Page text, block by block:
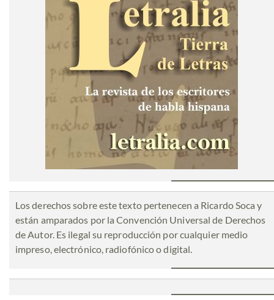
Los derechos sobre este texto pertenecen a Ricardo Soca y
están amparados por la Convención Universal de Derechos
de Autor. Es ilegal su reproducción por cualquier medio
impreso, electrónico, radiofónico o digital.